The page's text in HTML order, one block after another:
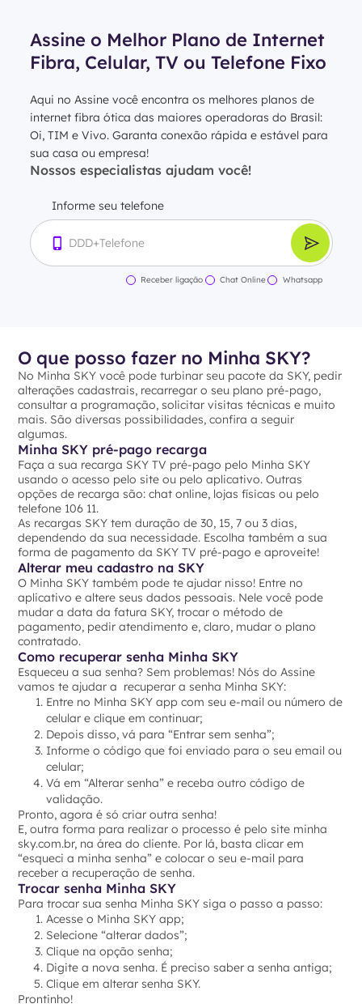
Assine o Melhor Plano de Internet
Fibra, Celular, TV ou Telefone Fixo
Aqui no Assine você encontra os melhores planos de
internet fibra ótica das maiores operadoras do Brasil:
Oi, TIM e Vivo. Garanta conexão rápida e estável para
sua casa ou empresa!
Nossos especialistas ajudam você!
Informe seu telefone
Receber ligação Chat Online Whatsapp
O que posso fazer no Minha SKY?
No Minha SKY você pode turbinar seu pacote da SKY, pedir
alterações cadastrais, recarregar o seu plano pré-pago,
consultar a programação, solicitar visitas técnicas e muito
mais. São diversas possibilidades, confira a seguir
algumas.
Minha SKY pré-pago recarga
Faça a sua recarga SKY TV pré-pago pelo Minha SKY
usando o acesso pelo site ou pelo aplicativo. Outras
opções de recarga são: chat online, lojas físicas ou pelo
telefone 106 11.
As recargas SKY tem duração de 30, 15, 7 ou 3 dias,
dependendo da sua necessidade. Escolha também a sua
forma de pagamento da SKY TV pré-pago e aproveite!
Alterar meu cadastro na SKY
O Minha SKY também pode te ajudar nisso! Entre no
aplicativo e altere seus dados pessoais. Nele você pode
mudar a data da fatura SKY, trocar o método de
pagamento, pedir atendimento e, claro, mudar o plano
contratado.
Como recuperar senha Minha SKY
Esqueceu a sua senha? Sem problemas! Nós do Assine
vamos te ajudar a recuperar a senha Minha SKY:
Entre no Minha SKY app com seu e-mail ou número de
celular e clique em continuar;
Depois disso, vá para “Entrar sem senha”;
Informe o código que foi enviado para o seu email ou
celular;
Vá em “Alterar senha” e receba outro código de
validação.
Pronto, agora é só criar outra senha!
E, outra forma para realizar o processo é pelo site minha
sky.com.br, na área do cliente. Por lá, basta clicar em
“esqueci a minha senha” e colocar o seu e-mail para
receber a recuperação de senha.
Trocar senha Minha SKY
Para trocar sua senha Minha SKY siga o passo a passo:
Acesse o Minha SKY app;
Selecione “alterar dados”;
Clique na opção senha;
Digite a nova senha. É preciso saber a senha antiga;
Clique em alterar senha SKY.
Prontinho!